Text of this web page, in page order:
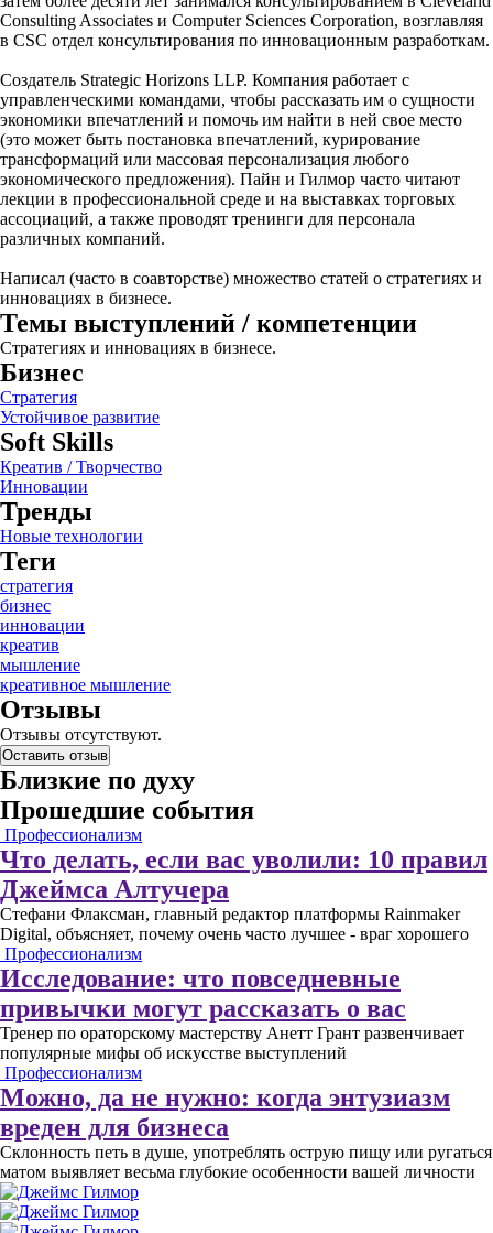
Consulting Associates и Computer Sciences Corporation, возглавляя
в CSC отдел консультирования по инновационным разработкам.
Создатель Strategic Horizons LLP. Компания работает с
управленческими командами, чтобы рассказать им о сущности
экономики впечатлений и помочь им найти в ней свое место
(это может быть постановка впечатлений, курирование
трансформаций или массовая персонализация любого
экономического предложения). Пайн и Гилмор часто читают
лекции в профессиональной среде и на выставках торговых
ассоциаций, а также проводят тренинги для персонала
различных компаний.
Написал (часто в соавторстве) множество статей о стратегиях и
инновациях в бизнесе.
Темы выступлений / компетенции
Стратегиях и инновациях в бизнесе.
Бизнес
Стратегия
Устойчивое развитие
Soft Skills
Креатив / Творчество
Инновации
Тренды
Новые технологии
Теги
стратегия
бизнес
инновации
креатив
мышление
креативное мышление
Отзывы
Отзывы отсутствуют.
Оставить отзыв
Близкие по духу
Прошедшие события
Профессионализм
Что делать, если вас уволили: 10 правил
Джеймса Алтучера
Стефани Флаксман, главный редактор платформы Rainmaker
Digital, объясняет, почему очень часто лучшее - враг хорошего
Профессионализм
Исследование: что повседневные
привычки могут рассказать о вас
Тренер по ораторскому мастерству Анетт Грант развенчивает
популярные мифы об искусстве выступлений
Профессионализм
Можно, да не нужно: когда энтузиазм
вреден для бизнеса
Склонность петь в душе, употреблять острую пищу или ругаться
матом выявляет весьма глубокие особенности вашей личности